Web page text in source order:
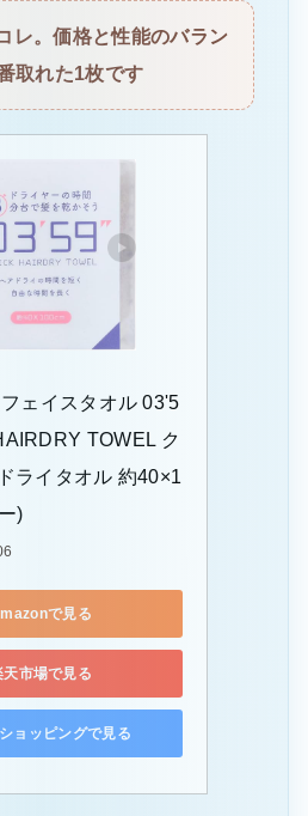
レ。価格と性能のバラン
取れた1枚です
ェイスタオル 03'5
TOWEL ク
ライタオル 約40×1
)
で見る
天市場で見る
ョッピングで見る